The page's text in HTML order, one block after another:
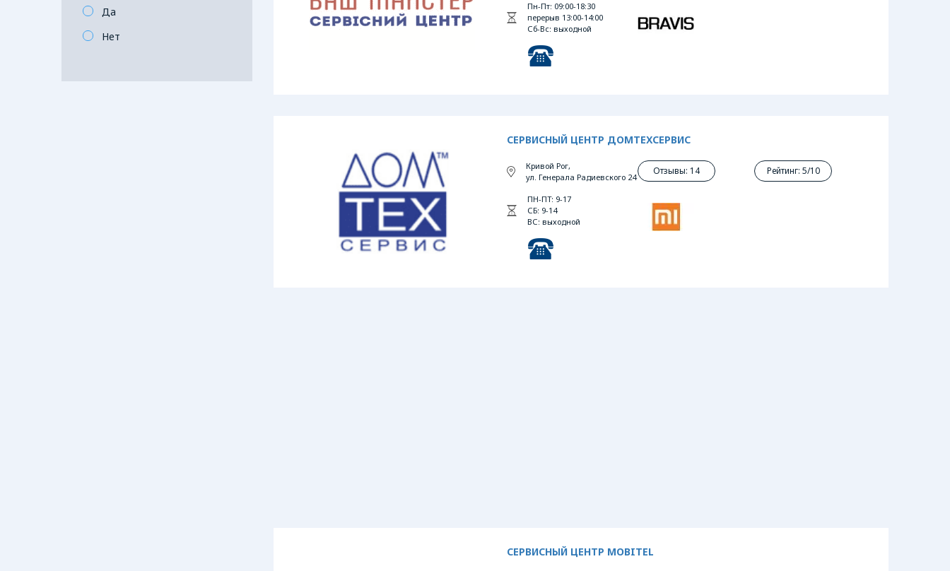
Да
Нет
Пн-Пт: 09:00-18:30
перерыв 13:00-14:00
Сб-Вс: выходной
СЕРВИСНЫЙ ЦЕНТР ДОМТЕХСЕРВИС
Кривой Рог,
ул. Генерала Радиевского 24
ПН-ПТ: 9-17
СБ: 9-14
ВС: выходной
Отзывы: 14 Рейтинг: 5/10
СЕРВИСНЫЙ ЦЕНТР MOBITEL